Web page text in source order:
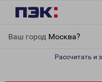
Ваш город Москва?
Рассчитать и